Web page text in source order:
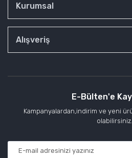
Kurumsal
Alışveriş
E-Bülten'e
Kampanyalardan,indirim ve yeni
olabilirsiniz.